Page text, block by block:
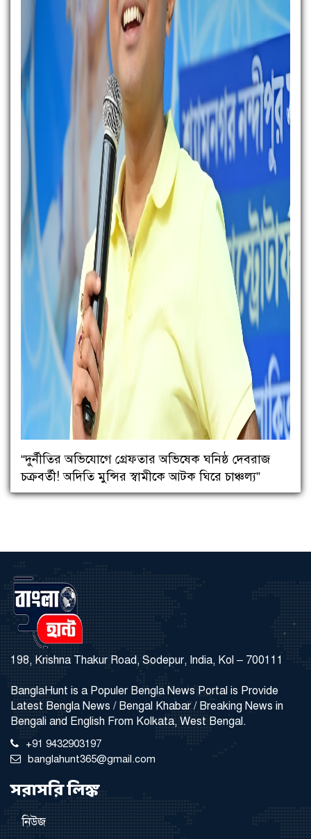
“দুর্নীতির অভিযোগে গ্রেফতার অভিষেক ঘনিষ্ঠ দেবরাজ
চক্রবর্তী! অদিতি মুন্সির স্বামীকে আটক ঘিরে চাঞ্চল্য”
198, Krishna Thakur Road, Sodepur, India, Kol – 700111
BanglaHunt is a Populer Bengla News Portal is Provide
Latest Bengla News / Bengal Khabar / Breaking News in
Bengali and English From Kolkata, West Bengal.
+91 9432903197
banglahunt365@gmail.com
সরাসরি লিঙ্ক
নিউজ